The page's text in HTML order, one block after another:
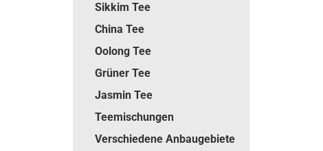
Sikkim Tee
China Tee
Oolong Tee
Grüner Tee
Jasmin Tee
Teemischungen
Verschiedene Anbaugebiete